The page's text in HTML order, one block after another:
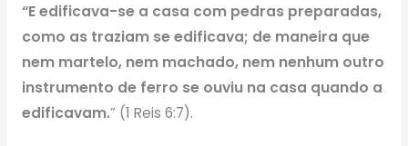
“E edificava-se a casa com pedras preparadas,
como as traziam se edificava; de maneira que
nem martelo, nem machado, nem nenhum outro
instrumento de ferro se ouviu na casa quando a
edificavam.” (1 Reis 6:7).